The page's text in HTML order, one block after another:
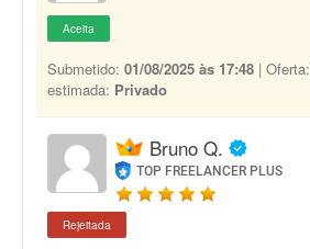
Aceita
Submetido: 01/08/2025 às 17:48 | Oferta:
estimada: Privado
Bruno Q.
TOP FREELANCER PLUS
Rejeitada